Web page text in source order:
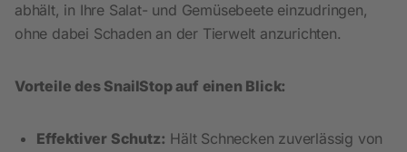
abhält, in Ihre Salat- und Gemüsebeete einzudringen,
ohne dabei Schaden an der Tierwelt anzurichten.
Vorteile des SnailStop auf einen Blick:
Effektiver Schutz: Hält Schnecken zuverlässig von